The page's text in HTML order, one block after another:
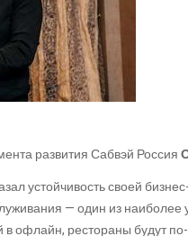
развития Сабвэй Россия
устойчивость своей
— один из наиболее
офлайн, рестораны будут